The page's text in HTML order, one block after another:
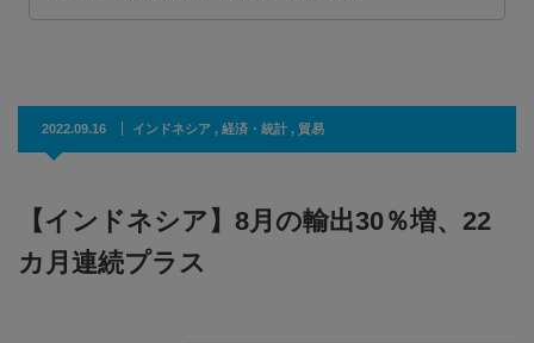
2022.09.16 インドネシア , 経済・統計 , 貿易
【インドネシア】8月の輸出30％増、22
カ月連続プラス